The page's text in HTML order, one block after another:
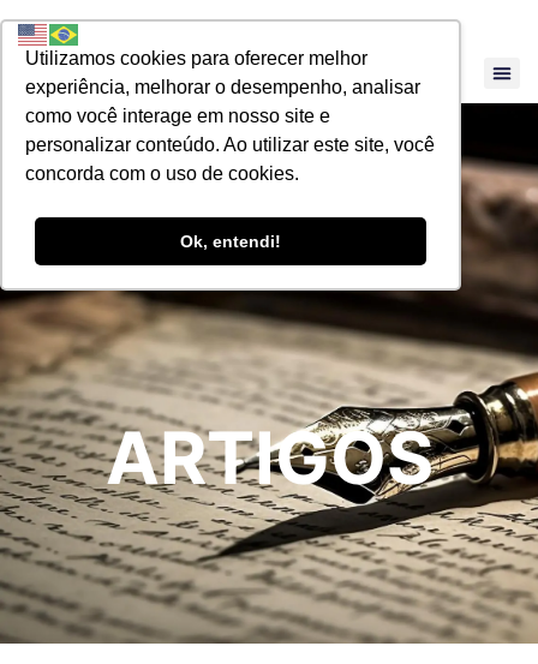
Utilizamos cookies para oferecer melhor
experiência, melhorar o desempenho, analisar
como você interage em nosso site e
personalizar conteúdo. Ao utilizar este site, você
concorda com o uso de cookies.
Ok, entendi!
ARTIGOS